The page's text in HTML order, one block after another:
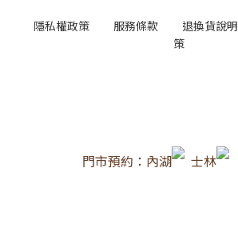
隱私權政策 服務條款 退換貨說明
策
門市預約：內湖 士林